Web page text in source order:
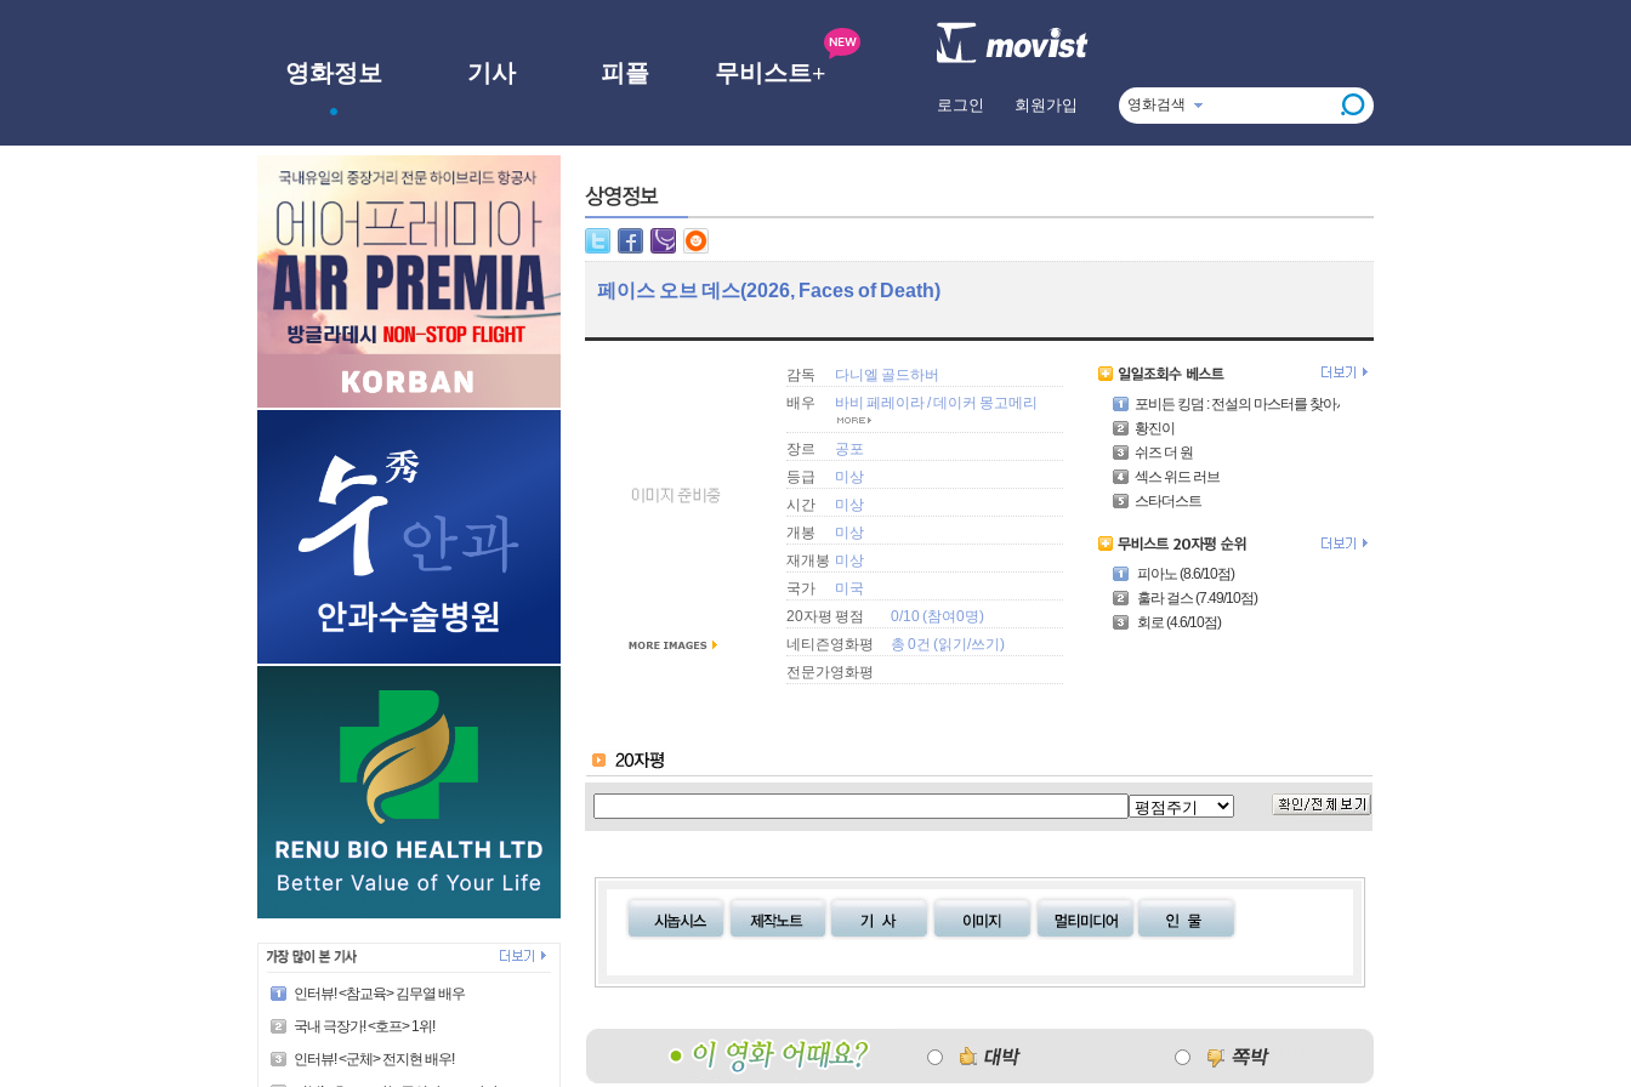
영화정보 기사 피플 무비스트+
로그인 회원가입 영화검색
인터뷰! <참교육> 김무열 배우
국내 극장가! <호프> 1위!
인터뷰! <군체> 전지현 배우!
페이스 오브 데스(2026, Faces of Death)
감독
다니엘 골드하버
배우
바비 페레이라/데이커 몽고메리
장르
공포
등급
미상
시간
미상
개봉
미상
재개봉 미상
국가
미국
20자평 평점
0/10 (참여0명)
네티즌영화평
총 0건 (읽기 /쓰기 )
전문가영화평
포비든 킹덤 : 전설의 마스터를 찾아서
황진이
쉬즈 더 원
섹스 위드 러브
스타더스트
피아노 (8.6/10점)
훌라 걸스 (7.49/10점)
회로 (4.6/10점)